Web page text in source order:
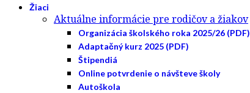
Žiaci
Aktuálne informácie pre rodičov a žiakov
Organizácia školského roka 2025/26 (PDF)
Adaptačný kurz 2025 (PDF)
Štipendiá
Online potvrdenie o návšteve školy
Autoškola